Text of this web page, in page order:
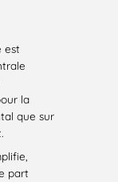
est
la
que sur
part